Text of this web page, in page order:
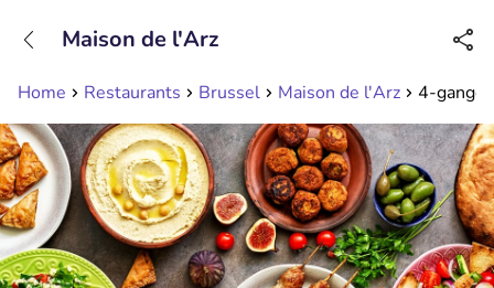
Erreichbar bis 23:00 Uhr (max 0,09€/Min)
Home Restaurants Brussel Maison de l'Arz 4-
Maison de l'Arz